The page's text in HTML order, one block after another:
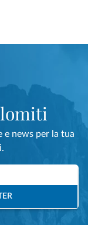
e news per la tua